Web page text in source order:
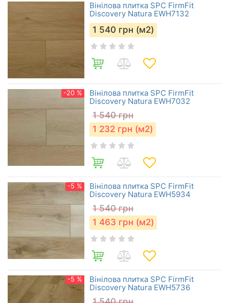
Вінілова плитка SPC FirmFit
Discovery Natura EWH7132
1 540 грн (м2)
-20 %
Вінілова плитка SPC FirmFit
Discovery Natura EWH7032
1 540 грн
1 232 грн (м2)
-5 %
Вінілова плитка SPC FirmFit
Discovery Natura EWH5934
1 540 грн
1 463 грн (м2)
-5 %
Вінілова плитка SPC FirmFit
Discovery Natura EWH5736